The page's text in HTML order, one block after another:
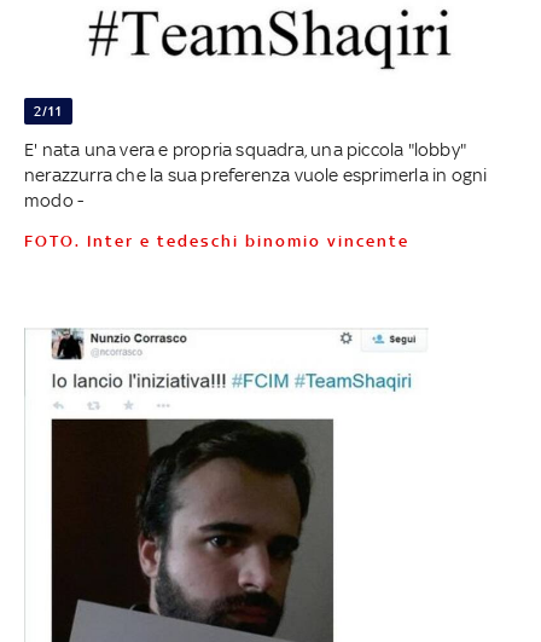
2/11
E' nata una vera e propria squadra, una piccola "lobby"
nerazzurra che la sua preferenza vuole esprimerla in ogni
modo -
FOTO. Inter e tedeschi binomio vincente